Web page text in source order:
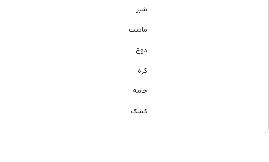
شیر
ماست
دوغ
کره
خامه
کشک